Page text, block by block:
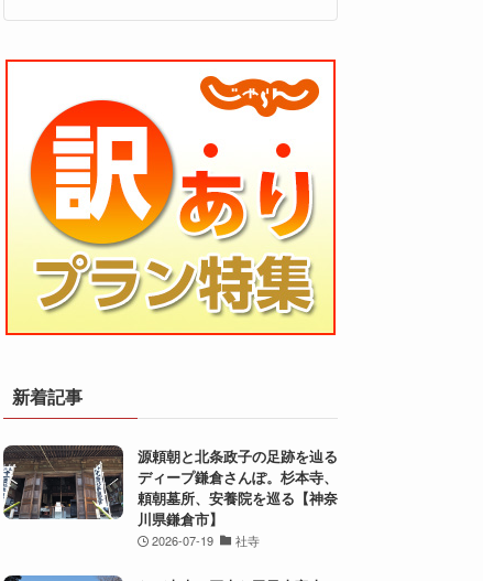
新着記事
源頼朝と北条政子の足跡を辿る
ディープ鎌倉さんぽ。杉本寺、
頼朝墓所、安養院を巡る【神奈
川県鎌倉市】
2026-07-19 社寺